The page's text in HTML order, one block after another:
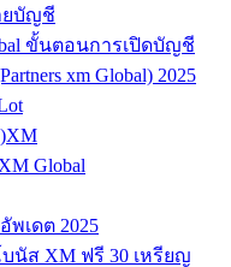
ยบัญชี
ขั้นตอนการเปิดบัญชี
xm Global) 2025
Global
เดต 2025
นัส XM ฟรี 30 เหรียญ